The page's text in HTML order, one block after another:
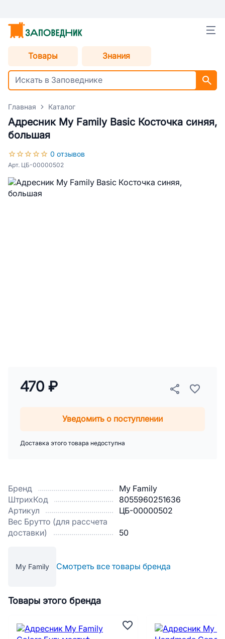
Товары Знания
Главная Каталог
Адресник My Family Basic Косточка синяя,
большая
0 отзывов
Арт. ЦБ-00000502
Бренд
My Family
ШтрихКод
8055960251636
Артикул
ЦБ-00000502
Вес Брутто (для рассчета
доставки)
50
My Family Смотреть все товары бренда
470 ₽
Уведомить о поступлении
Доставка этого товара недоступна
Товары этого бренда